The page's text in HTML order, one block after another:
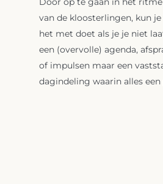
van de kloosterlingen, kun
het met doet als je je niet
een (overvolle) agenda,
of impulsen maar een
dagindeling waarin alles een